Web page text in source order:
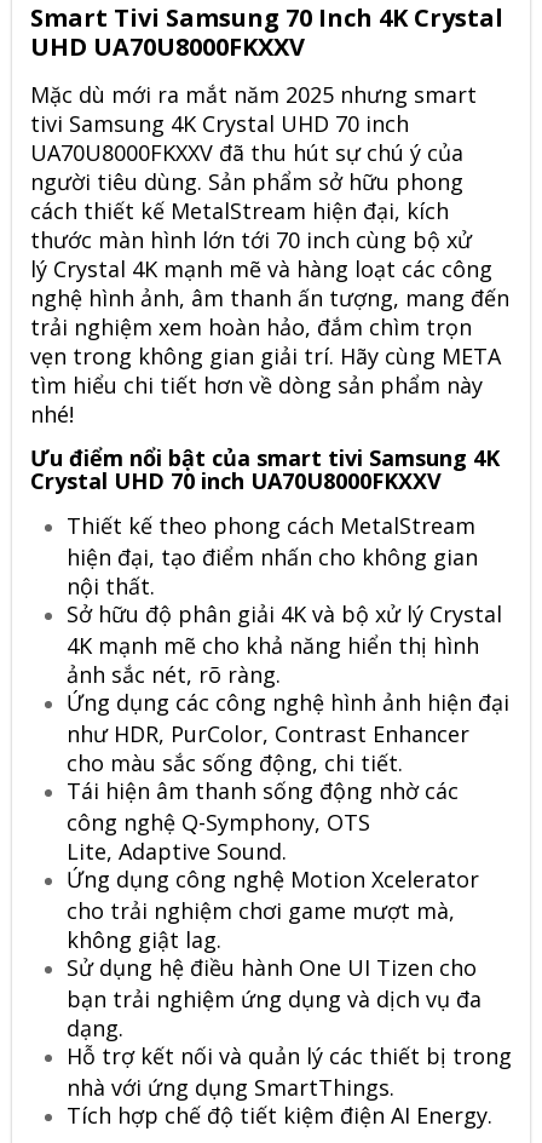
Smart Tivi Samsung 70 Inch 4K Crystal
UHD UA70U8000FKXXV
Mặc dù mới ra mắt năm 2025 nhưng smart
tivi Samsung 4K Crystal UHD 70 inch
UA70U8000FKXXV đã thu hút sự chú ý của
người tiêu dùng. Sản phẩm sở hữu phong
cách thiết kế MetalStream hiện đại, kích
thước màn hình lớn tới 70 inch cùng bộ xử
lý Crystal 4K mạnh mẽ và hàng loạt các công
nghệ hình ảnh, âm thanh ấn tượng, mang đến
trải nghiệm xem hoàn hảo, đắm chìm trọn
vẹn trong không gian giải trí. Hãy cùng META
tìm hiểu chi tiết hơn về dòng sản phẩm này
nhé!
Ưu điểm nổi bật của smart tivi Samsung 4K
Crystal UHD 70 inch UA70U8000FKXXV
Thiết kế theo phong cách MetalStream
hiện đại, tạo điểm nhấn cho không gian
nội thất.
Sở hữu độ phân giải 4K và bộ xử lý Crystal
4K mạnh mẽ cho khả năng hiển thị hình
ảnh sắc nét, rõ ràng.
Ứng dụng các công nghệ hình ảnh hiện đại
như HDR, PurColor, Contrast Enhancer
cho màu sắc sống động, chi tiết.
Tái hiện âm thanh sống động nhờ các
công nghệ Q-Symphony, OTS
Lite, Adaptive Sound.
Ứng dụng công nghệ Motion Xcelerator
cho trải nghiệm chơi game mượt mà,
không giật lag.
Sử dụng hệ điều hành One UI Tizen cho
bạn trải nghiệm ứng dụng và dịch vụ đa
dạng.
Hỗ trợ kết nối và quản lý các thiết bị trong
nhà với ứng dụng SmartThings.
Tích hợp chế độ tiết kiệm điện AI Energy.